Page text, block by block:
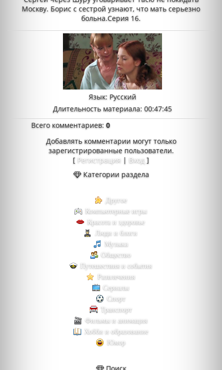
Москву. Борис с сестрой узнают, что мать серьезно
больна.Серия 16.
Язык: Русский
Длительность материала: 00:47:45
Всего комментариев:0
Добавлять комментарии могут только
зарегистрированные пользователи.
[ Регистрация | Вход ]
Категории раздела
Другое
Компьютерные игры
Красота и здоровье
Люди и блоги
Музыка
Общество
Путешествия и события
Развлечения
Сериалы
Спорт
Транспорт
Фильмы и анимация
Хобби и образование
Юмор
Поиск